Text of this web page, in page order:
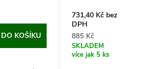
DO KOŠÍKU
731,40 Kč bez
DPH
885 Kč
SKLADEM
více jak 5 ks